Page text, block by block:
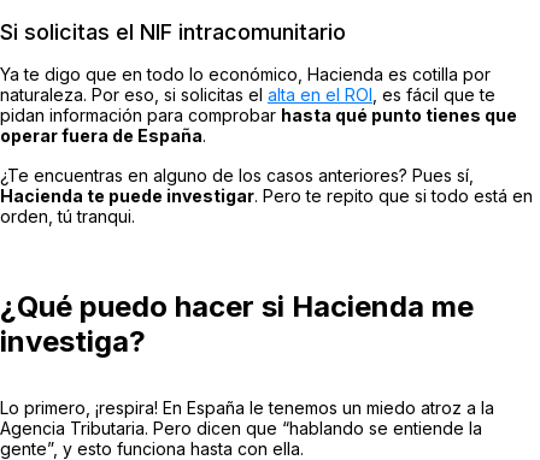
Si solicitas el NIF intracomunitario
Ya te digo que en todo lo económico, Hacienda es cotilla por
naturaleza. Por eso, si solicitas el alta en el ROI , es fácil que te
pidan información para comprobar hasta qué punto tienes que
operar fuera de España.
¿Te encuentras en alguno de los casos anteriores? Pues sí,
Hacienda te puede investigar. Pero te repito que si todo está en
orden, tú tranqui.
¿Qué puedo hacer si Hacienda me
investiga?
Lo primero, ¡respira! En España le tenemos un miedo atroz a la
Agencia Tributaria. Pero dicen que “hablando se entiende la
gente”, y esto funciona hasta con ella.